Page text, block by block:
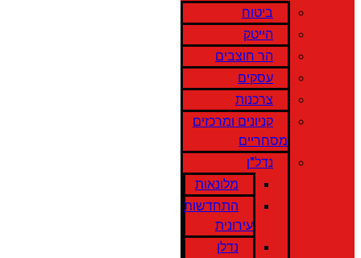
ביטוח
הייטק
הר חוצבים
עסקים
צרכנות
קניונים ומרכזים
מסחריים
נדל"ן
מלונאות
התחדשות
עירונית
נדלן